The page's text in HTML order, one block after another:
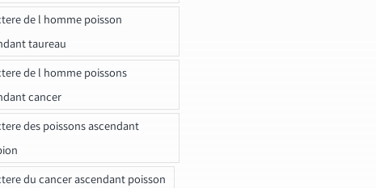
de l homme poisson
taureau
de l homme poissons
cancer
des poissons ascendant
du cancer ascendant poisson